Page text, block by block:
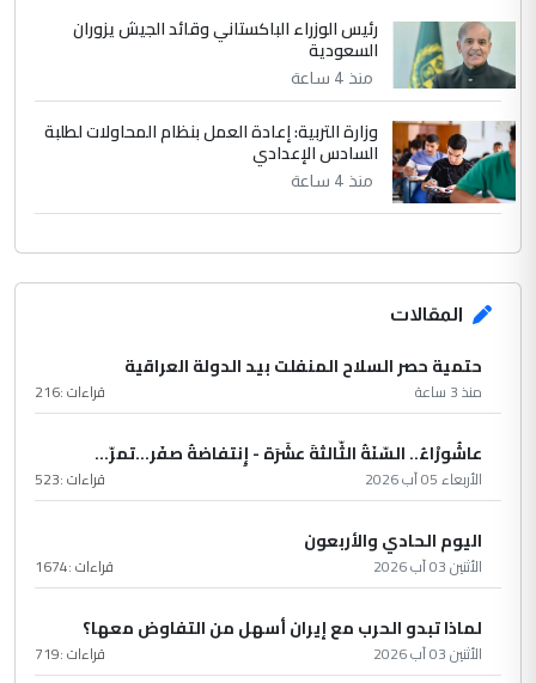
رئيس الوزراء الباكستاني وقائد الجيش يزوران
السعودية
منذ 4 ساعة
وزارة التربية: إعادة العمل بنظام المحاولات لطلبة
السادس الإعدادي
منذ 4 ساعة
المقالات
حتمية حصر السلاح المنفلت بيد الدولة العراقية
منذ 3 ساعة قراءات :216
عاشُورْاءُ.. السّنَةُ الثّالثةَ عشَرَة - إِنتفاضةُ صفَر…تمرّ...
الأربعاء 05 آب 2026 قراءات :523
اليوم الحادي والأربعون
الأثنين 03 آب 2026 قراءات :1674
لماذا تبدو الحرب مع إيران أسهل من التفاوض معها؟
الأثنين 03 آب 2026 قراءات :719